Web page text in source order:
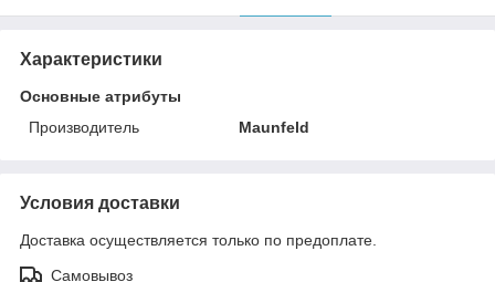
Характеристики
Основные атрибуты
Производитель
Maunfeld
Условия доставки
Доставка осуществляется только по предоплате.
Самовывоз